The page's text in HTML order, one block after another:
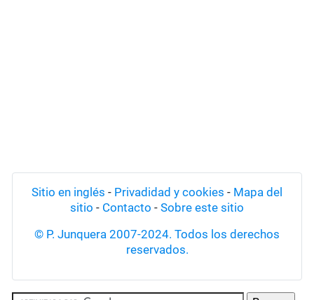
Sitio en inglés - Privadidad y cookies - Mapa del
sitio - Contacto - Sobre este sitio
© P. Junquera 2007-2024. Todos los derechos
reservados.